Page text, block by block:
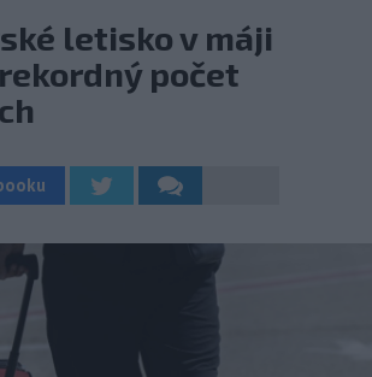
letisko v máji
počet